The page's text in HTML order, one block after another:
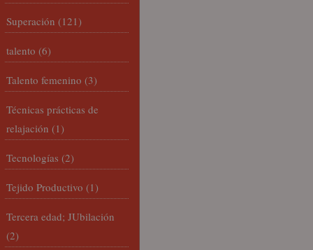
Superación (121)
talento (6)
Talento femenino (3)
Técnicas prácticas de
relajación (1)
Tecnologías (2)
Tejido Productivo (1)
Tercera edad; JUbilación
(2)